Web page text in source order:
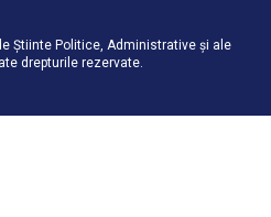
Știinte Politice, Administrative și ale
drepturile rezervate.